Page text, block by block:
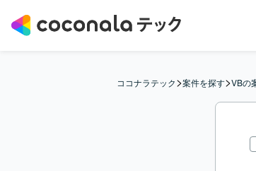
ココナラテック>案件を探す>VBの